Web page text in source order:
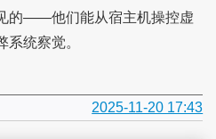
的——他们能从宿主机操控虚
系统察觉。
2025-11-20 17:43